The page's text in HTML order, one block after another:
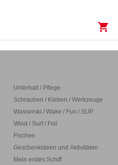
shopping_cart
Unterhalt / Pflege
Schrauben / Kleben / Werkzeuge
Wasserski / Wake / Fun / SUP
Wind / Surf / Foil
Fischen
Geschenkideen und Aktivitäten
Mein erstes Schiff